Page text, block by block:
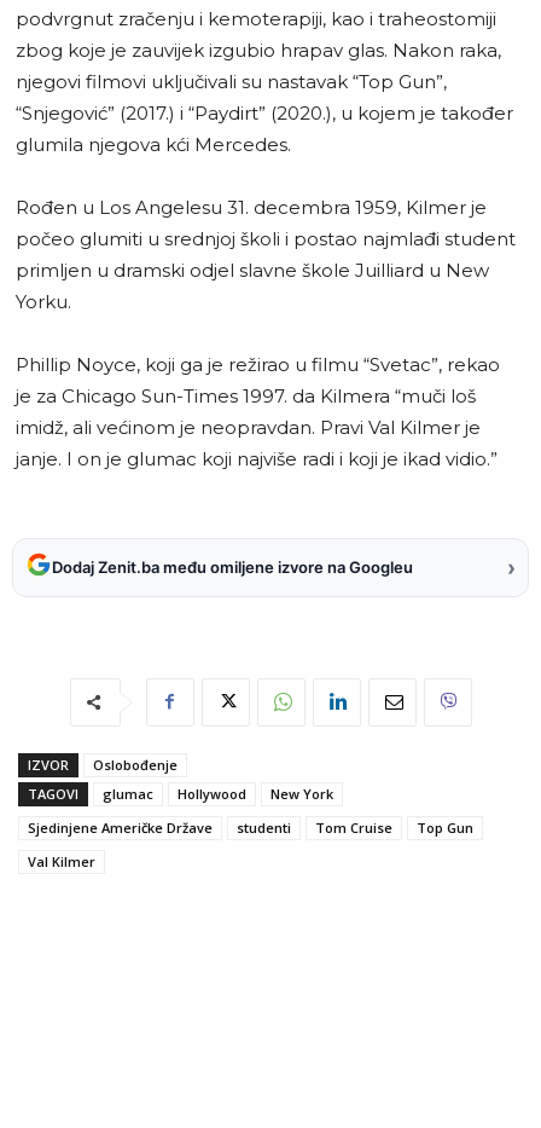
podvrgnut zračenju i kemoterapiji, kao i traheostomiji
zbog koje je zauvijek izgubio hrapav glas. Nakon raka,
njegovi filmovi uključivali su nastavak “Top Gun”,
“Snjegović” (2017.) i “Paydirt” (2020.), u kojem je također
glumila njegova kći Mercedes.
Rođen u Los Angelesu 31. decembra 1959, Kilmer je
počeo glumiti u srednjoj školi i postao najmlađi student
primljen u dramski odjel slavne škole Juilliard u New
Yorku.
Phillip Noyce, koji ga je režirao u filmu “Svetac”, rekao
je za Chicago Sun-Times 1997. da Kilmera “muči loš
imidž, ali većinom je neopravdan. Pravi Val Kilmer je
janje. I on je glumac koji najviše radi i koji je ikad vidio.”
Dodaj Zenit.ba među omiljene izvore na Googleu ›
IZVOR
Oslobođenje
TAGOVI
glumac Hollywood
New York
Sjedinjene Američke Države
studenti Tom Cruise
Top Gun
Val Kilmer